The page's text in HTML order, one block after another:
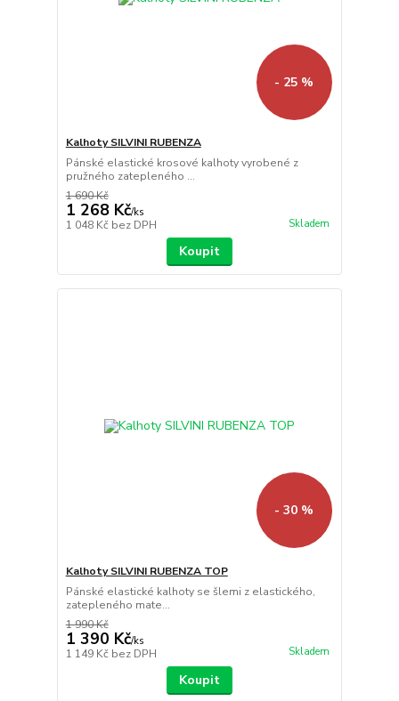
- 25 %
Kalhoty SILVINI RUBENZA
Pánské elastické krosové kalhoty vyrobené z
pružného zatepleného ...
1 690 Kč
1 268 Kč/ks
1 048 Kč bez DPH Skladem
Koupit
- 30 %
Kalhoty SILVINI RUBENZA TOP
Pánské elastické kalhoty se šlemi z elastického,
zatepleného mate...
1 990 Kč
1 390 Kč/ks
1 149 Kč bez DPH Skladem
Koupit